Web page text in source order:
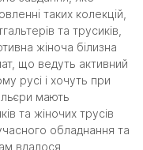
таких колекцій,
та трусиків,
жіноча білизна
що ведуть активний
русі і хочуть при
мають
та жіночих трусів
обладнання та
вдалося